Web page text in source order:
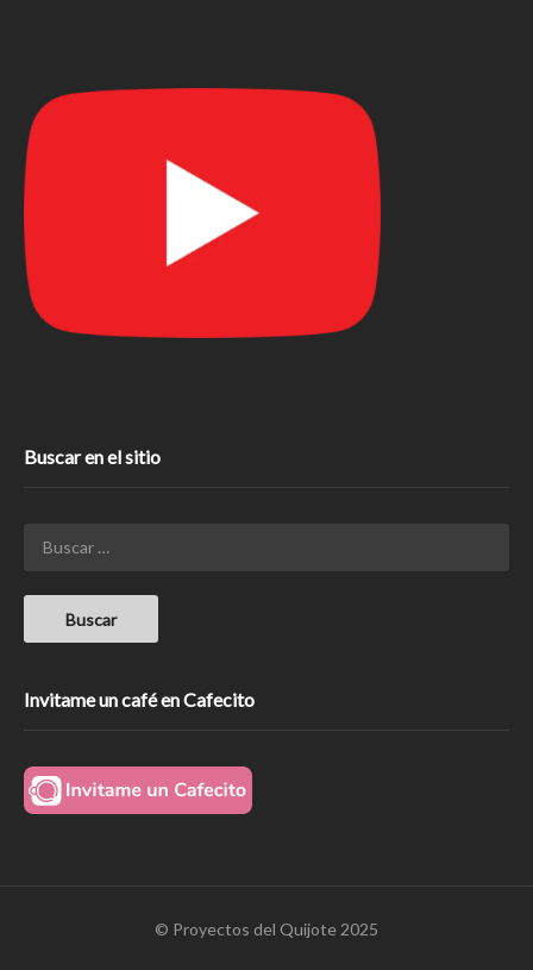
Buscar en el sitio
Invitame un café en Cafecito
© Proyectos del Quijote 2025